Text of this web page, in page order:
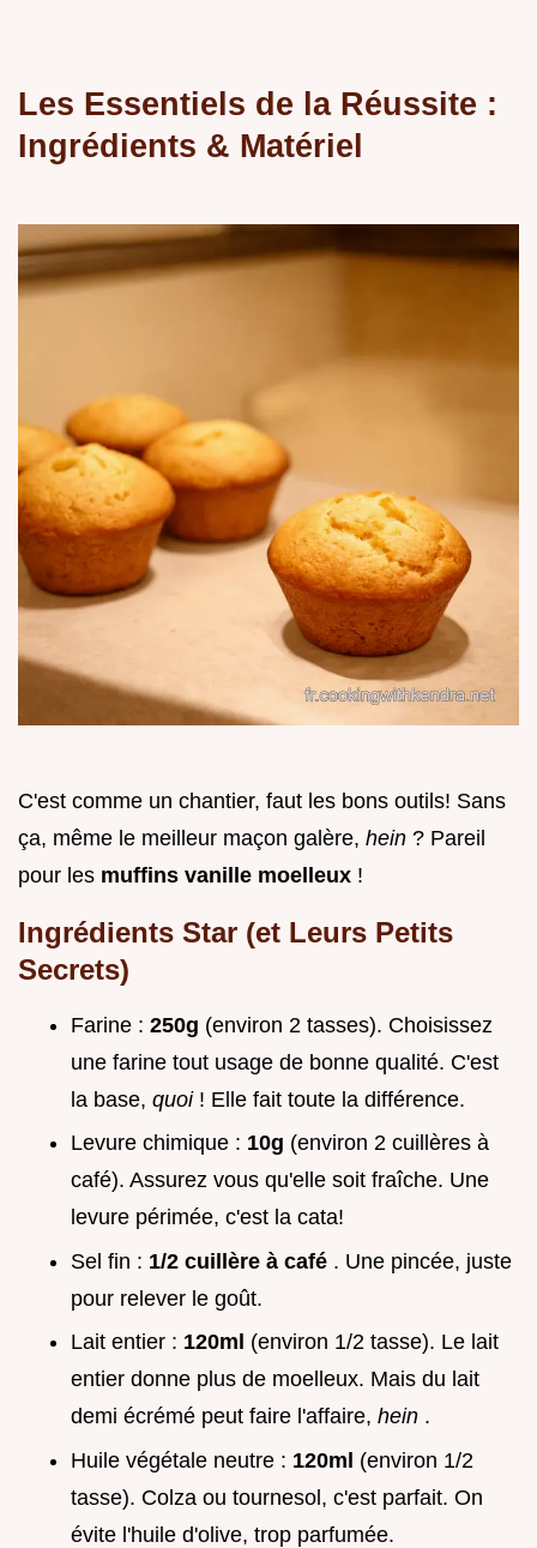
Les Essentiels de la Réussite :
Ingrédients & Matériel
C'est comme un chantier, faut les bons outils! Sans
ça, même le meilleur maçon galère, hein ? Pareil
pour les muffins vanille moelleux !
Ingrédients Star (et Leurs Petits
Secrets)
Farine : 250g (environ 2 tasses). Choisissez
une farine tout usage de bonne qualité. C'est
la base, quoi ! Elle fait toute la différence.
Levure chimique : 10g (environ 2 cuillères à
café). Assurez vous qu'elle soit fraîche. Une
levure périmée, c'est la cata!
Sel fin : 1/2 cuillère à café . Une pincée, juste
pour relever le goût.
Lait entier : 120ml (environ 1/2 tasse). Le lait
entier donne plus de moelleux. Mais du lait
demi écrémé peut faire l'affaire, hein .
Huile végétale neutre : 120ml (environ 1/2
tasse). Colza ou tournesol, c'est parfait. On
évite l'huile d'olive, trop parfumée.